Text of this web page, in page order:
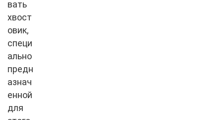
вать
хвост
овик,
специ
ально
предн
азнач
енной
для